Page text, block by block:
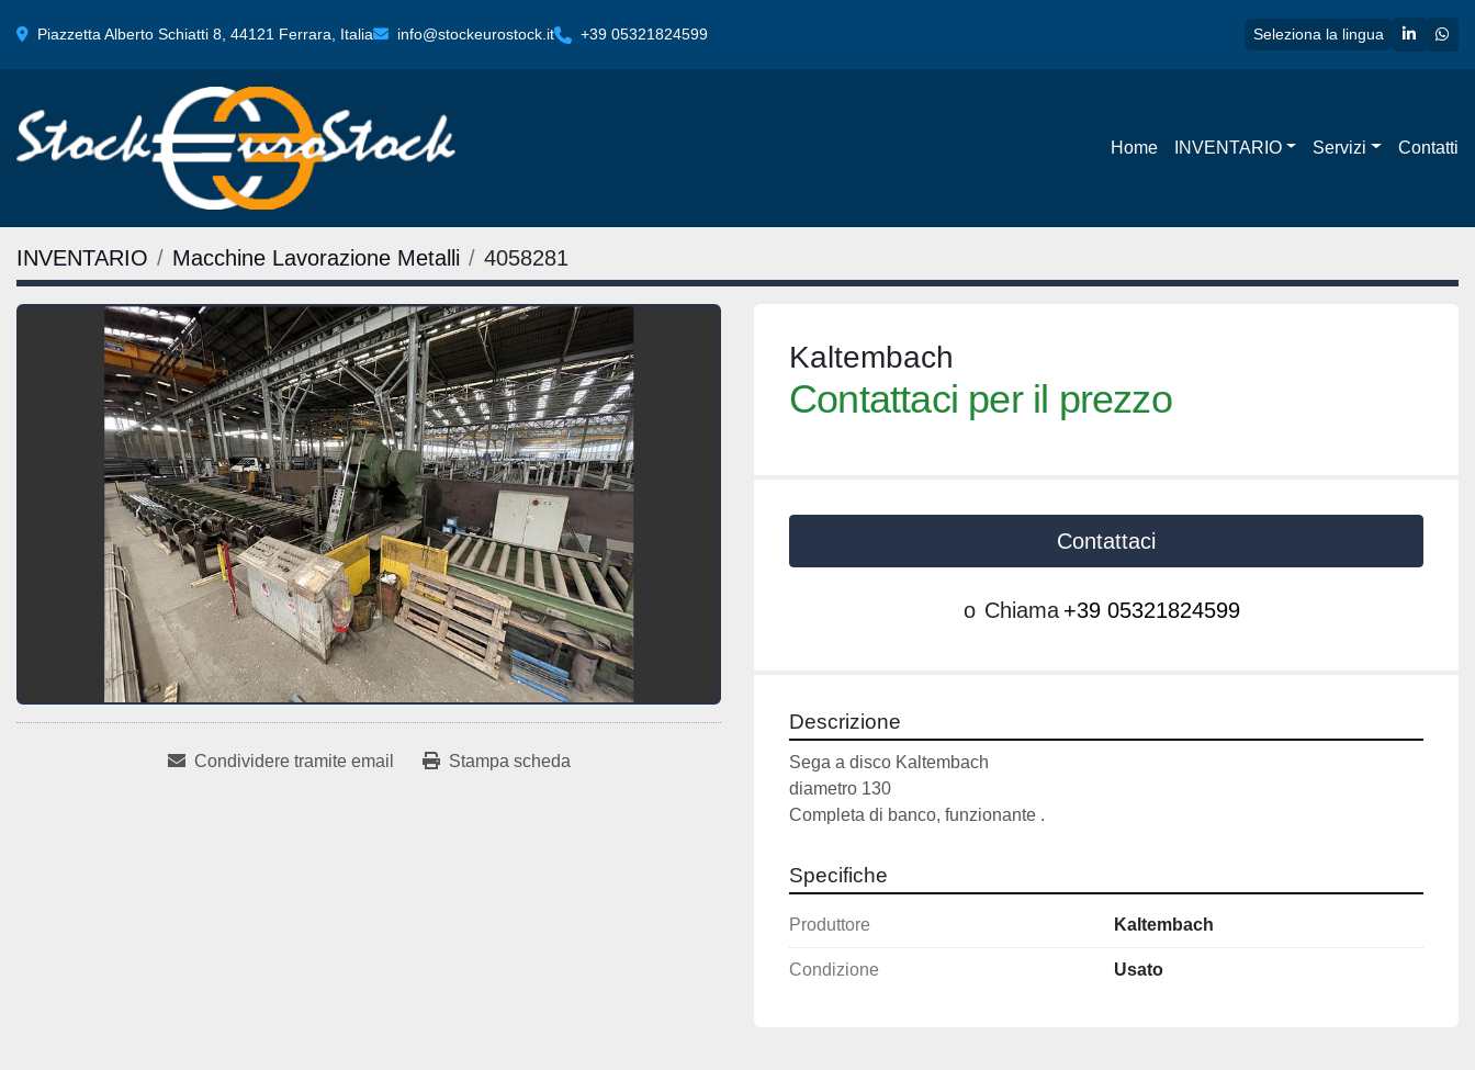
Piazzetta Alberto Schiatti 8, 44121 Ferrara, Italia info@stockeurostock.it +39 05321824599 Seleziona la lingua linkedin
Home INVENTARIO Servizi Contatti
INVENTARIO Macchine Lavorazione Metalli 4058281
Condividere tramite email Stampa scheda
Kaltembach
Contattaci per il prezzo
Contattaci
o Chiama +39 05321824599
Descrizione
Sega a disco Kaltembach
diametro 130
Completa di banco, funzionante .
Specifiche
Produttore Kaltembach
Condizione Usato